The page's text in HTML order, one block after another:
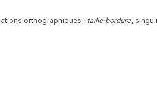
orthographiques : taille-bordure,